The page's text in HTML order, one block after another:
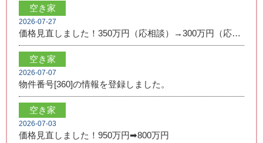
空き家
2026-07-27
価格見直しました！350万円（応相談）→300万円（応相談）
空き家
2026-07-07
物件番号[360]の情報を登録しました。
空き家
2026-07-03
価格見直しました！950万円➡800万円